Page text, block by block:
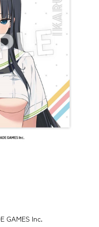
GAMES Inc.